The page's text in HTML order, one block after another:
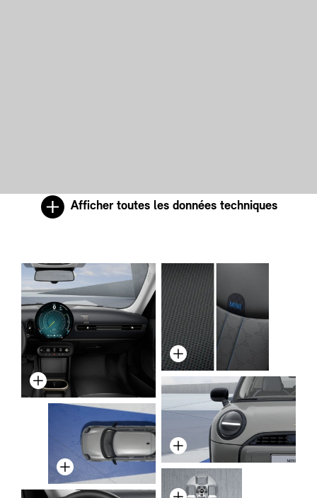
Afficher toutes les données techniques